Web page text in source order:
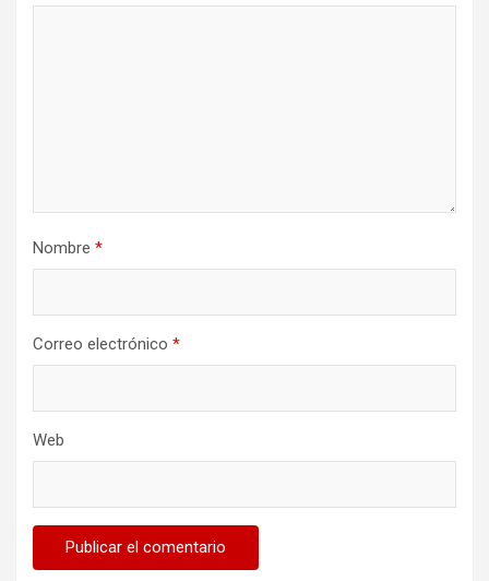
Nombre *
Correo electrónico *
Web